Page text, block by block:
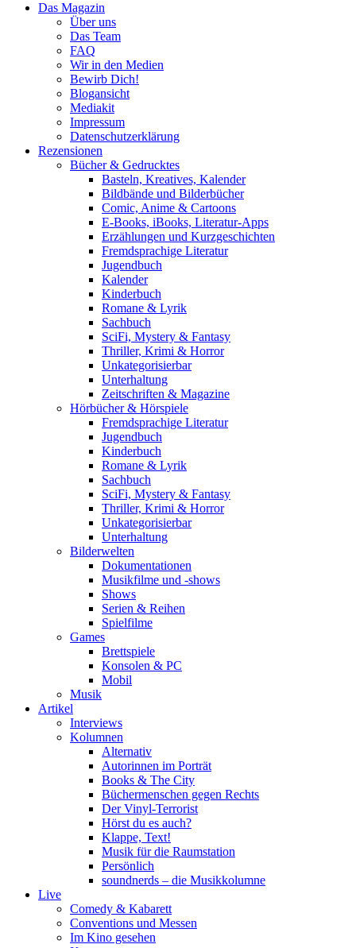
Das Magazin
Über uns
Das Team
FAQ
Wir in den Medien
Bewirb Dich!
Blogansicht
Mediakit
Impressum
Datenschutzerklärung
Rezensionen
Bücher & Gedrucktes
Basteln, Kreatives, Kalender
Bildbände und Bilderbücher
Comic, Anime & Cartoons
E-Books, iBooks, Literatur-Apps
Erzählungen und Kurzgeschichten
Fremdsprachige Literatur
Jugendbuch
Kalender
Kinderbuch
Romane & Lyrik
Sachbuch
SciFi, Mystery & Fantasy
Thriller, Krimi & Horror
Unkategorisierbar
Unterhaltung
Zeitschriften & Magazine
Hörbücher & Hörspiele
Fremdsprachige Literatur
Jugendbuch
Kinderbuch
Romane & Lyrik
Sachbuch
SciFi, Mystery & Fantasy
Thriller, Krimi & Horror
Unkategorisierbar
Unterhaltung
Bilderwelten
Dokumentationen
Musikfilme und -shows
Shows
Serien & Reihen
Spielfilme
Games
Brettspiele
Konsolen & PC
Mobil
Musik
Artikel
Interviews
Kolumnen
Alternativ
Autorinnen im Porträt
Books & The City
Büchermenschen gegen Rechts
Der Vinyl-Terrorist
Hörst du es auch?
Klappe, Text!
Musik für die Raumstation
Persönlich
soundnerds – die Musikkolumne
Live
Comedy & Kabarett
Conventions und Messen
Im Kino gesehen